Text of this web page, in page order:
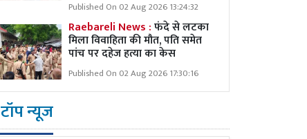
Published On 02 Aug 2026 13:24:32
Raebareli News :फंदे से लटका
मिला विवाहिता की मौत, पति समेत
पांच पर दहेज हत्या का केस
Published On 02 Aug 2026 17:30:16
टॉप न्यूज